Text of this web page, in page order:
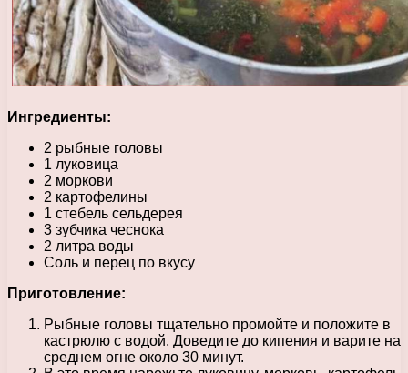
Ингредиенты:
2 рыбные головы
1 луковица
2 моркови
2 картофелины
1 стебель сельдерея
3 зубчика чеснока
2 литра воды
Соль и перец по вкусу
Приготовление:
Рыбные головы тщательно промойте и положите в
кастрюлю с водой. Доведите до кипения и варите на
среднем огне около 30 минут.